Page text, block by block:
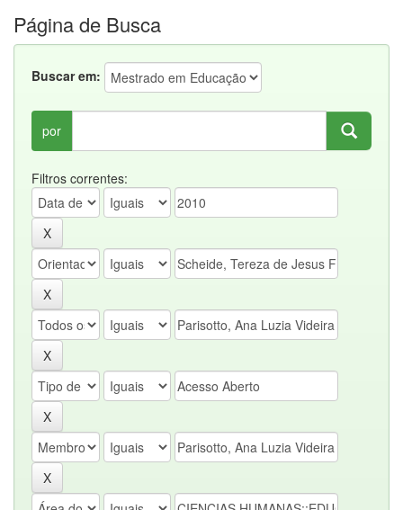
Página de Busca
Buscar em:
por
Filtros correntes: